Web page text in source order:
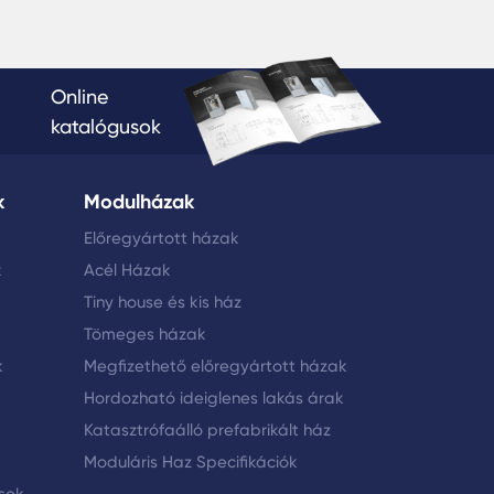
Online
katalógusok
Modulházak
Előregyártott házak
Acél Házak
Tiny house és kis ház
Tömeges házak
Megfizethető előregyártott házak
Hordozható ideiglenes lakás árak
Katasztrófaálló prefabrikált ház
Moduláris Haz Specifikációk